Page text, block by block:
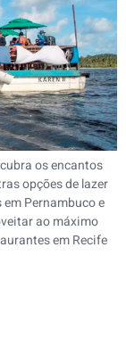
os encantos
opções de lazer
Pernambuco e
ao máximo
em Recife